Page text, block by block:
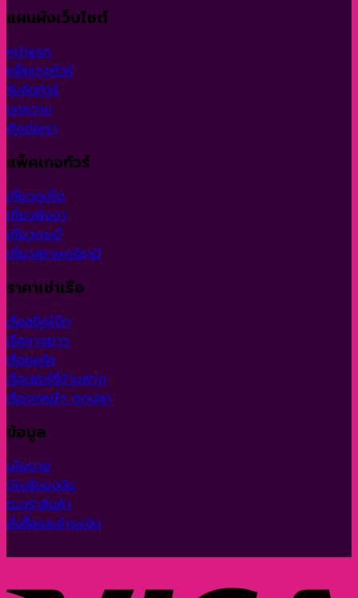
แผนผังเว็บไซต์
หน้าแรก
แพ็คเกจทัวร์
รับจัดทัวร์
บทความ
ติดต่อเรา
แพ็คเกจทัวร์
เที่ยวภูเก็ต
เที่ยวพังงา
เที่ยวกระบี่
เที่ยวสุราษฎร์ธานี
ราคาเช่าเรือ
เรือสปีดโบ๊ท
เรือหางยาว
เรือยอร์ช
เรือเฟอร์รี่ข้ามฟาก
เรือตกหมึก ตกปลา
ข้อมูล
นโยบาย
บัญชีของฉัน
ตะกร้าสินค้า
สั่งซื้อและชำระเงิน